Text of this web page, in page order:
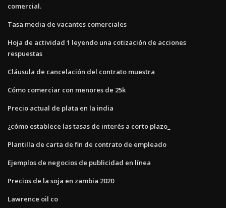
comercial.
Tasa media de vacantes comerciales
Hoja de actividad 1 leyendo una cotización de acciones
respuestas
Cláusula de cancelación del contrato muestra
Cómo comerciar con menores de 25k
Precio actual de plata en la india
¿cómo establece las tasas de interés a corto plazo_
Plantilla de carta de fin de contrato de empleado
Ejemplos de negocios de publicidad en línea
Precios de la soja en zambia 2020
Lawrence oil co